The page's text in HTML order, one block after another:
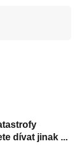
dívat jinak ...